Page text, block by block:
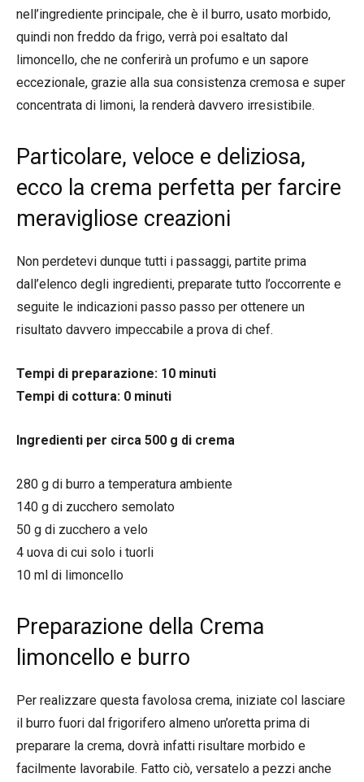
nell’ingrediente principale, che è il burro, usato morbido,
quindi non freddo da frigo, verrà poi esaltato dal
limoncello, che ne conferirà un profumo e un sapore
eccezionale, grazie alla sua consistenza cremosa e super
concentrata di limoni, la renderà davvero irresistibile.
Particolare, veloce e deliziosa,
ecco la crema perfetta per farcire
meravigliose creazioni
Non perdetevi dunque tutti i passaggi, partite prima
dall’elenco degli ingredienti, preparate tutto l’occorrente e
seguite le indicazioni passo passo per ottenere un
risultato davvero impeccabile a prova di chef.
Tempi di preparazione: 10 minuti
Tempi di cottura: 0 minuti
Ingredienti per circa 500 g di crema
280 g di burro a temperatura ambiente
140 g di zucchero semolato
50 g di zucchero a velo
4 uova di cui solo i tuorli
10 ml di limoncello
Preparazione della Crema
limoncello e burro
Per realizzare questa favolosa crema, iniziate col lasciare
il burro fuori dal frigorifero almeno un’oretta prima di
preparare la crema, dovrà infatti risultare morbido e
facilmente lavorabile. Fatto ciò, versatelo a pezzi anche